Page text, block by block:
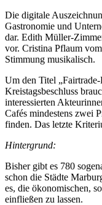
Die digitale
Gastronomie und
dar. Edith Müller-
vor. Cristina Pflaum
Stimmung musikalisch.
Um den Titel
Kreistagsbeschluss
interessierten
Cafés mindestens zwei
finden. Das letzte
Hintergrund:
Bisher gibt es 780
schon die Städte
es, die ökonomischen,
einfließen zu lassen.